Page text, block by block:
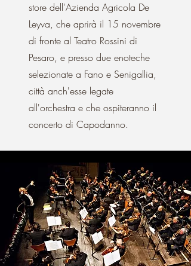
store dell'Azienda Agricola De
Leyva, che aprirà il 15 novembre
di fronte al Teatro Rossini di
Pesaro, e presso due enoteche
selezionate a Fano e Senigallia,
città anch'esse legate
all'orchestra e che ospiteranno il
concerto di Capodanno.